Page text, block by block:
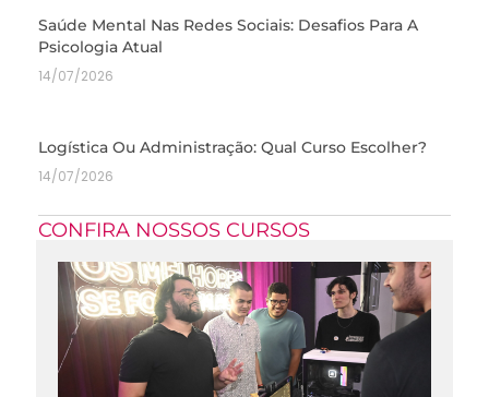
Saúde Mental Nas Redes Sociais: Desafios Para A
Psicologia Atual
14/07/2026
Logística Ou Administração: Qual Curso Escolher?
14/07/2026
CONFIRA NOSSOS CURSOS